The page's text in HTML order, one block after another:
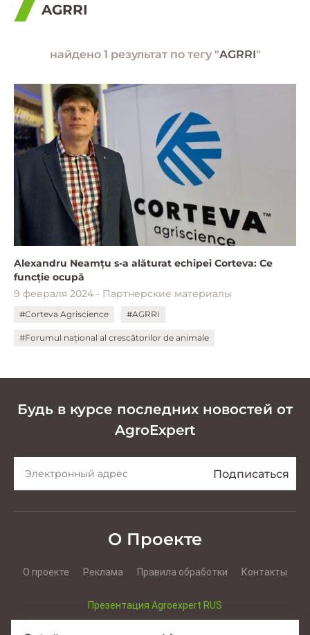
AGRRI
найдено 1 результат по тегу "AGRRI"
Alexandru Neamțu s-a alăturat echipei Corteva: Ce
funcție ocupă
9 февраля 2024 - Партнерские материалы
#Corteva Agriscience #AGRRI
#Forumul național al crescătorilor de animale
Будь в курсе последних новостей от
AgroExpert
О Проекте
О проекте Реклама Правила обработки Контакты
Презентация Agroexpert RUS